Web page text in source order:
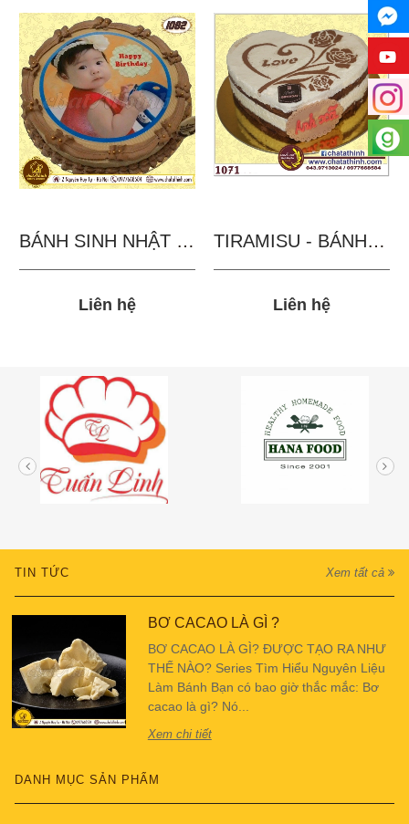
BÁNH SINH NHẬT IN...
Liên hệ
TIRAMISU - BÁNH TẶNG...
Liên hệ
TIN TỨC Xem tất cả
BƠ CACAO LÀ GÌ ?
BƠ CACAO LÀ GÌ? ĐƯỢC TẠO RA NHƯ
THẾ NÀO? Series Tìm Hiểu Nguyên Liệu
Làm Bánh Bạn có bao giờ thắc mắc: Bơ
cacao là gì? Nó...
Xem chi tiết
DANH MỤC SẢN PHẨM